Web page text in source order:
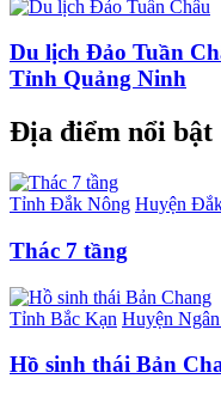
Du lịch Đảo Tuần
Tỉnh Quảng Ninh
Địa điểm nổi bật
Tỉnh Đắk Nông Huyện
Thác 7 tầng
Tỉnh Bắc Kạn Huyện
Hồ sinh thái Bản